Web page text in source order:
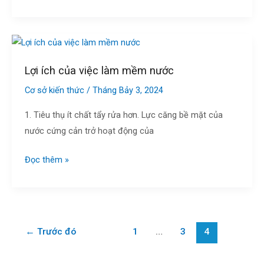
Lợi ích của việc làm mềm nước
Cơ sở kiến thức/ Tháng Bảy 3, 2024
1. Tiêu thụ ít chất tẩy rửa hơn. Lực căng bề mặt của
nước cứng cản trở hoạt động của
Lợi
của
việc
mềm
nước
Đọc thêm »
← Trước đó 1 … 3 4